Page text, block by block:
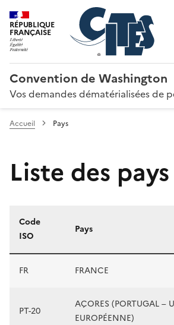
RÉPUBLIQUE
FRANÇAISE
Convention de Washington
Vos demandes dématérialisées de
Accueil Pays
Liste des pays
Liste des pays
Code
ISO
Pays
FR FRANCE
PT-20
AÇORES (PORTUGAL –
EUROPÉENNE)